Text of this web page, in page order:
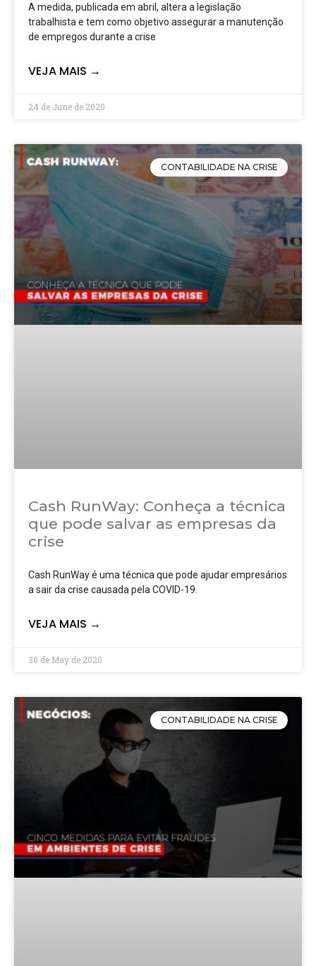
A medida, publicada em abril, altera a legislação
trabalhista e tem como objetivo assegurar a manutenção
de empregos durante a crise
VEJA MAIS →
24 de June de 2020
CONTABILIDADE NA CRISE
Cash RunWay: Conheça a técnica
que pode salvar as empresas da
crise
Cash RunWay é uma técnica que pode ajudar empresários
a sair da crise causada pela COVID-19.
VEJA MAIS →
30 de May de 2020
CONTABILIDADE NA CRISE